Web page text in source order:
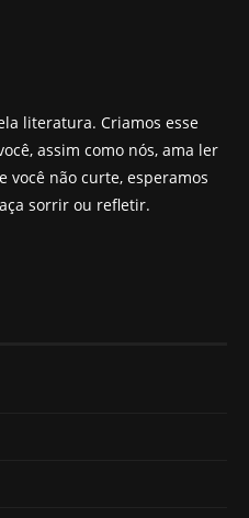
literatura. Criamos esse
assim como nós, ama ler
você não curte, esperamos
sorrir ou refletir.